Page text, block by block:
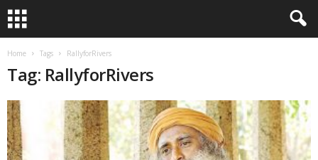
Home Tags RallyforRivers
Tag: RallyforRivers